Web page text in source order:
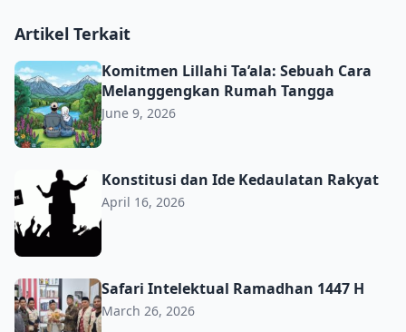
Artikel Terkait
Komitmen Lillahi Ta’ala: Sebuah Cara Melanggengkan
Komitmen Lillahi Ta’ala: Sebuah Cara
Melanggengkan Rumah Tangga
June 9, 2026
Konstitusi dan Ide Kedaulatan Rakyat
Konstitusi dan Ide Kedaulatan Rakyat
April 16, 2026
Safari Intelektual Ramadhan 1447 H
Safari Intelektual Ramadhan 1447 H
March 26, 2026